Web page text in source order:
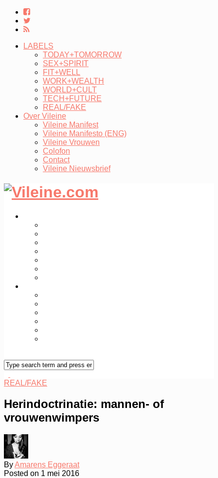
LABELS
TODAY+TOMORROW
SEX+SPIRIT
FIT+WELL
WORK+WEALTH
WORLD+CULT
TECH+FUTURE
REAL/FAKE
Over Vileine
Vileine Manifest
Vileine Manifesto (ENG)
Vileine Vrouwen
Colofon
Contact
Vileine Nieuwsbrief
REAL/FAKE
Herindoctrinatie: mannen- of
vrouwenwimpers
ByAmarens Eggeraat
Posted on 1 mei 2016